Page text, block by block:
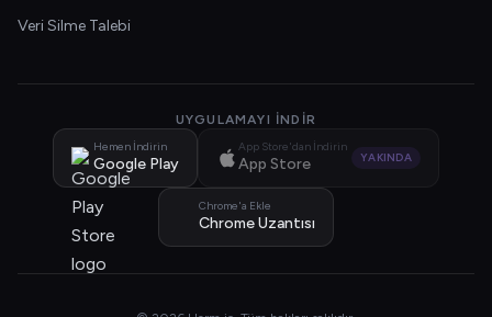
Veri Silme Talebi
UYGULAMAYI İNDIR
Hemen İndirin
Google Play
App Store'dan İndirin
App Store YAKINDA
Chrome'a Ekle
Chrome Uzantısı